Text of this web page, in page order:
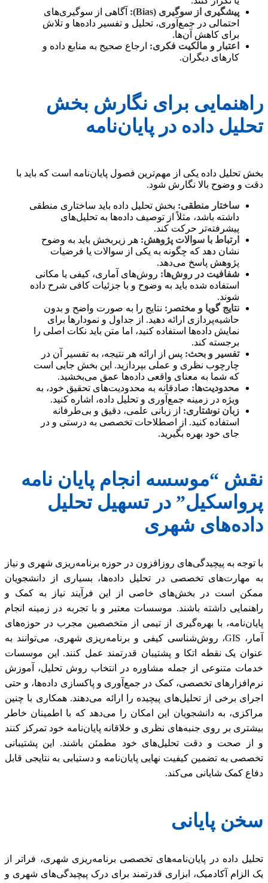
پیشگیری از سوگیری (Bias):
آگاهی از سوگیری‌های
احتمالی در جمع‌آوری، تحلیل و تفسیر داده‌ها و تلاش
برای کاهش آن‌ها.
اعتبار و مالکیت فکری: ارجاع صحیح به منابع داده و
کارهای دیگران.
راهنمایی برای نگارش بخش
تحلیل داده در پایان‌نامه
بخش تحلیل داده یکی از مهم‌ترین فصول پایان‌نامه است که باید با
دقت و وضوح بالا نگارش شود.
ساختار منطقی: بخش تحلیل داده باید ساختاری منطقی
داشته باشد، مثلاً از توصیف داده‌ها به تحلیل‌های
پیشرفته‌تر حرکت کند.
ارتباط با سوالات پژوهش: هر زیربخش باید به وضوح
نشان دهد که چگونه به یکی از سوالات یا فرضیات
پژوهش پاسخ می‌دهد.
شفافیت در روش‌ها: روش‌های آماری، کیفی یا مکانی
استفاده شده باید به وضوح و با جزئیات کافی شرح داده
شوند.
نتایج گویا و مختصر: نتایج را به صورت واضح و بدون
حاشیه‌پردازی ارائه دهید. از جداول و نمودارها برای
نمایش داده‌ها استفاده کنید، اما متن باید نکات اصلی را
برجسته کند.
تفسیر و بحث: پس از ارائه هر نتیجه، به تفسیر آن در
چارچوب نظری و عملی بپردازید. این بخش جایی است
که شما به معنای واقعی داده‌ها عمق می‌بخشید.
محدودیت‌ها: صادقانه به محدودیت‌های تحقیق خود، به
ویژه در زمینه جمع‌آوری و تحلیل داده، اشاره کنید.
زبان نوشتاری: از زبانی علمی، دقیق و بی‌طرفانه
استفاده کنید. از اصطلاحات تخصصی به درستی و در
جای خود بهره بگیرید.
نقش “موسسه انجام پایان نامه
پرواسکیل” در تسهیل تحلیل
داده‌های شهری
با توجه به پیچیدگی‌های روزافزون در حوزه برنامه‌ریزی شهری و نیاز
به مهارت‌های تخصصی در تحلیل داده‌ها، بسیاری از دانشجویان
ممکن است در بخش‌های خاصی از این فرآیند نیاز به کمک و
راهنمایی داشته باشند. موسسات معتبر و با تجربه در زمینه انجام
پایان‌نامه، با بهره‌گیری از تیمی از متخصصین مجرب در حوزه‌های
آمار، GIS، روش‌شناسی کیفی و برنامه‌ریزی شهری، می‌توانند به
عنوان یک نقطه اتکا و پشتیبان قدرتمند عمل کنند. این موسسات
خدمات متنوعی از جمله مشاوره در انتخاب روش تحلیل، آموزش
نرم‌افزارهای تخصصی، کمک در جمع‌آوری و پاکسازی داده‌ها، و حتی
اجرای برخی از تحلیل‌های پیچیده را ارائه می‌دهند. همکاری با چنین
مراکزی، به دانشجویان این امکان را می‌دهد که با اطمینان خاطر
بیشتری بر روی جنبه‌های نظری و خلاقانه پایان‌نامه خود تمرکز کنند
و از صحت و دقت تحلیل‌های خود مطمئن باشند. این پشتیبانی
تخصصی به تضمین کیفیت نهایی پایان‌نامه و دستیابی به نتایجی قابل
دفاع کمک شایانی می‌کند.
سخن پایانی
تحلیل داده در پایان‌نامه‌های تخصصی برنامه‌ریزی شهری، فراتر از
یک الزام آکادمیک، ابزاری قدرتمند برای درک پیچیدگی‌های شهری و